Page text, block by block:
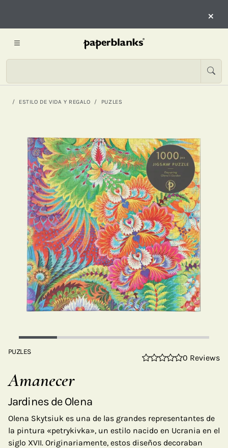
×
ESTILO DE VIDA Y REGALO PUZLES
PUZLES
0 Reviews
Amanecer
Jardines de Olena
Olena Skytsiuk es una de las grandes representantes de
la pintura «petrykivka», un estilo nacido en Ucrania en el
siglo XVII. Originariamente, estos diseños decoraban